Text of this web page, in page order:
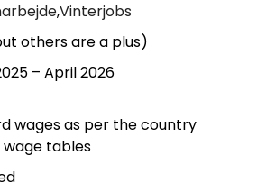
,Vinterjobs
others are a plus)
– April 2026
wages as per the country
tables